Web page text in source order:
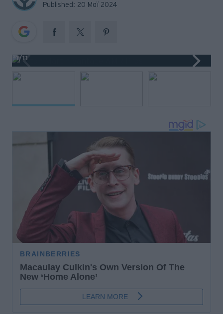
Published: 20 Μαϊ 2024
1/11
Moto
Gaming
Συνεντεύξεις